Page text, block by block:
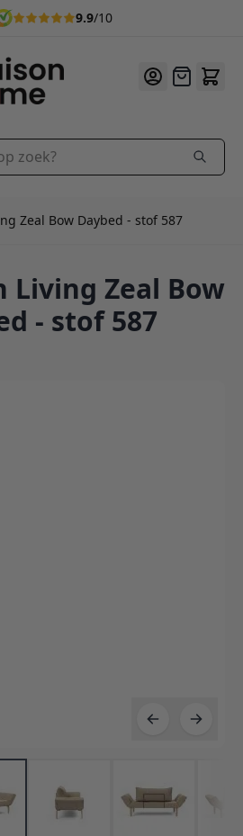
9.9/10
Offerte
Zeal Bow Daybed - stof 587
Zeal Bow
- stof 587